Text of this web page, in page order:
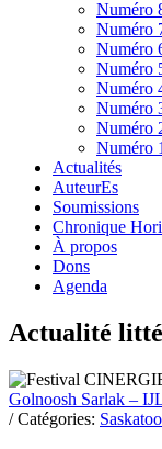
Numéro
Numéro
Numéro
Numéro
Numéro
Numéro
Numéro
Numéro
Actualités
AuteurEs
Soumissions
Chronique
À propos
Dons
Agenda
Actualité
Golnoosh Sarlak –
/ Catégories: